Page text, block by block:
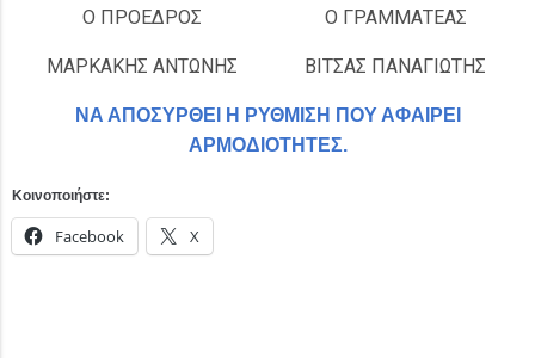
Ο ΠΡΟΕΔΡΟΣ
ΜΑΡΚΑΚΗΣ ΑΝΤΩΝΗΣ
Ο ΓΡΑΜΜΑΤΕΑΣ
ΒΙΤΣΑΣ ΠΑΝΑΓΙΩΤΗΣ
ΝΑ ΑΠΟΣΥΡΘΕΙ Η ΡΥΘΜΙΣΗ ΠΟΥ ΑΦΑΙΡΕΙ
ΑΡΜΟΔΙΟΤΗΤΕΣ.
Κοινοποιήστε:
Facebook X